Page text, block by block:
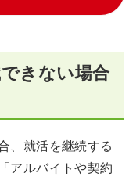
きない場合
、就活を継続する
アルバイトや契約